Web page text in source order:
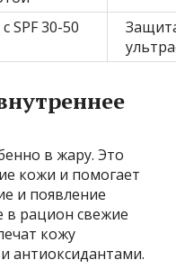
SPF 30-50
в жару. Это
кожи и помогает
и появление
рацион свежие
кожу
антиоксидантами.